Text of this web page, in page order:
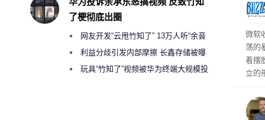
设两
微软
荡的
着摆
立的
长轨
了梗彻底出圈
网友开发“云甩竹知了” 13万人听“余音
绕梁”利益分歧引发内部摩擦 长鑫存储被曝
曾将华为驻场工程师驱逐出研发基地
玩具“竹知了”视频被华为终端大规模投